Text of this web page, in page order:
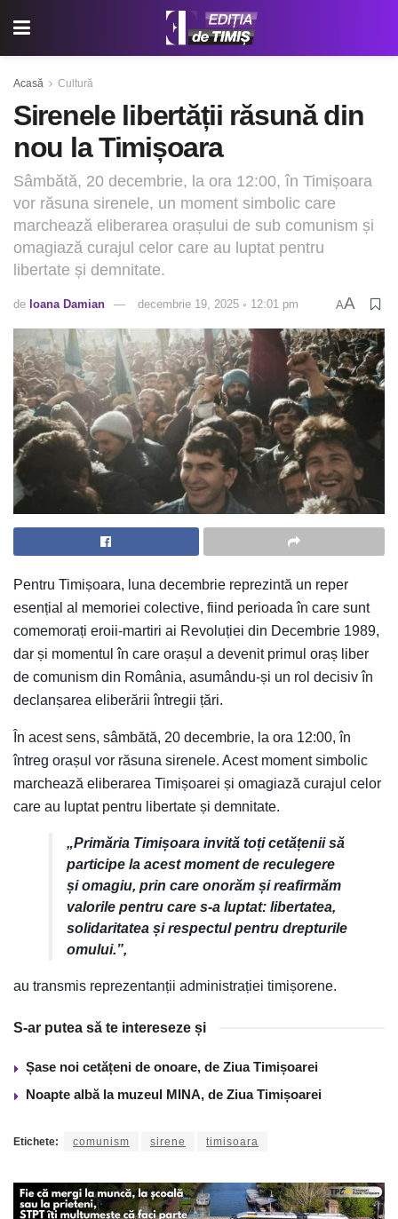
Acasă Cultură
Sirenele libertății răsună din
nou la Timișoara
Sâmbătă, 20 decembrie, la ora 12:00, în Timișoara
vor răsuna sirenele, un moment simbolic care
marchează eliberarea orașului de sub comunism și
omagiază curajul celor care au luptat pentru
libertate și demnitate.
de Ioana Damian decembrie 19, 2025 ◦ 12:01 pm AA
Pentru Timișoara, luna decembrie reprezintă un reper
esențial al memoriei colective, fiind perioada în care sunt
comemorați eroii-martiri ai Revoluției din Decembrie 1989,
dar și momentul în care orașul a devenit primul oraș liber
de comunism din România, asumându-și un rol decisiv în
declanșarea eliberării întregii țări.
În acest sens, sâmbătă, 20 decembrie, la ora 12:00, în
întreg orașul vor răsuna sirenele. Acest moment simbolic
marchează eliberarea Timișoarei și omagiază curajul celor
care au luptat pentru libertate și demnitate.
„Primăria Timișoara invită toți cetățenii să
participe la acest moment de reculegere
și omagiu, prin care onorăm și reafirmăm
valorile pentru care s-a luptat: libertatea,
solidaritatea și respectul pentru drepturile
omului.”,
au transmis reprezentanții administrației timișorene.
S-ar putea să te intereseze și
Șase noi cetățeni de onoare, de Ziua Timișoarei
Noapte albă la muzeul MINA, de Ziua Timișoarei
Etichete: comunism sirene timisoara